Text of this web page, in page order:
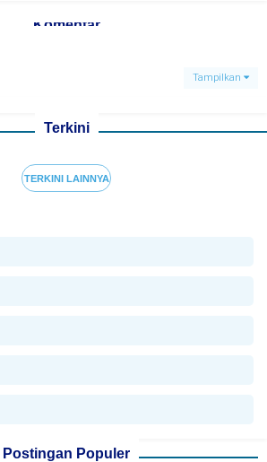
Komentar
Tampilkan
Terkini
TERKINI LAINNYA
Postingan Populer